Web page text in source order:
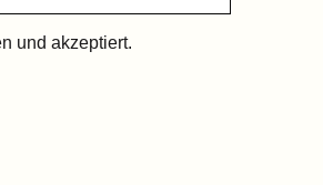
und akzeptiert.